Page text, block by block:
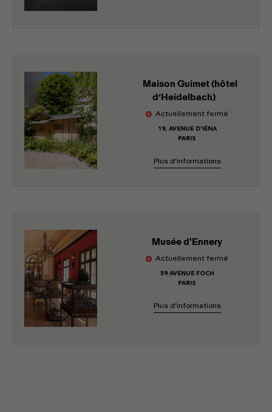
Maison Guimet (hôtel
d’Heidelbach)
Actuellement fermé
19, AVENUE D'IÉNA
PARIS
Plus d’informations
Musée d'Ennery
Actuellement fermé
59 AVENUE FOCH
PARIS
Plus d’informations